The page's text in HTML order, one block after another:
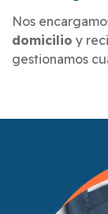
Nos
domicilio y
gestionamos